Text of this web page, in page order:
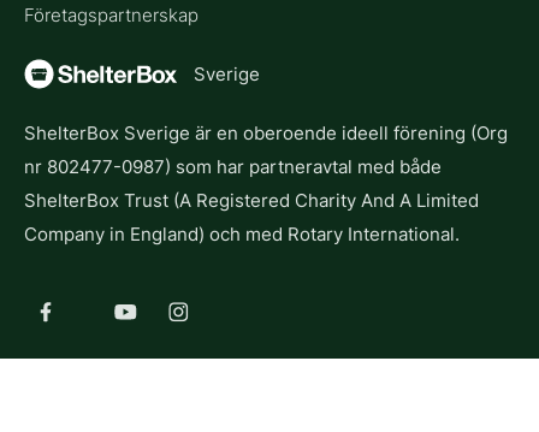
Företagspartnerskap
Sverige
ShelterBox Sverige är en oberoende ideell förening (Org
nr 802477-0987) som har partneravtal med både
ShelterBox Trust (A Registered Charity And A Limited
Company in England) och med Rotary International.